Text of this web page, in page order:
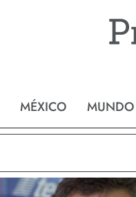
MÉXICO MUNDO
Reynosa